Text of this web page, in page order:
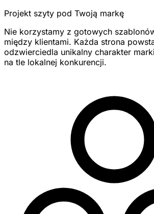
Projekt szyty pod Twoją markę
Nie korzystamy z gotowych
między klientami. Każda strona
odzwierciedla unikalny charakter
na tle lokalnej konkurencji.